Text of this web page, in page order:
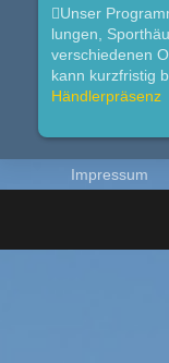
Unser
lungen,
verschiedenen
kann kurzfristig
Händlerpräsenz
Impressum